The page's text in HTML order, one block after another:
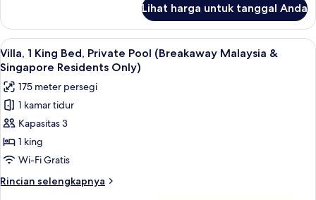
Only)
Rainforest
Villa
(Breakaway
Malaysia
Singapore
Residents
Only)
Lihat harga untuk tanggal Anda
Lihat
semua
foto
untuk
Villa,
1
King
Bed,
Private
Pool
5
Villa, 1 King Bed, Private Pool (Breakaway Malaysia &
Singapore Residents Only)
175 meter persegi
1 kamar tidur
Kapasitas 3
1 king
Wi-Fi Gratis
Rincian selengkapnya
Rincian